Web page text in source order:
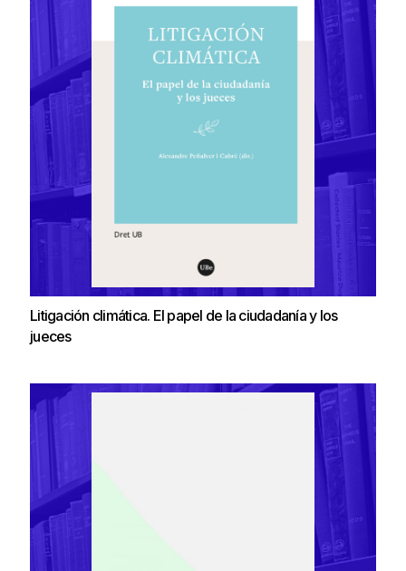
Litigación climática. El papel de la ciudadanía y los
jueces